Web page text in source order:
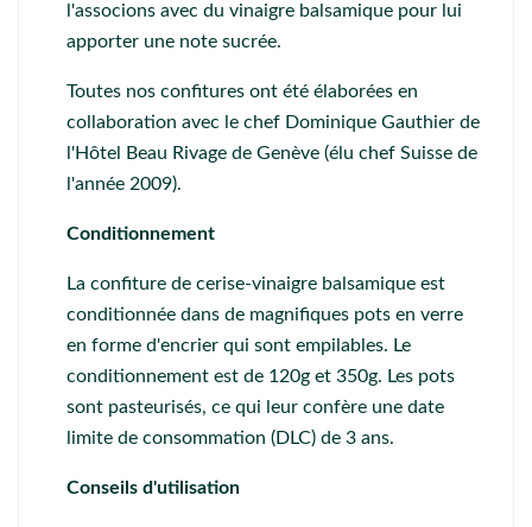
l'associons avec du vinaigre balsamique pour lui
apporter une note sucrée.
Toutes nos confitures ont été élaborées en
collaboration avec le chef Dominique Gauthier de
l'Hôtel Beau Rivage de Genève (élu chef Suisse de
l'année 2009).
Conditionnement
La confiture de cerise-vinaigre balsamique est
conditionnée dans de magnifiques pots en verre
en forme d'encrier qui sont empilables. Le
conditionnement est de 120g et 350g. Les pots
sont pasteurisés, ce qui leur confère une date
limite de consommation (DLC) de 3 ans.
Conseils d'utilisation